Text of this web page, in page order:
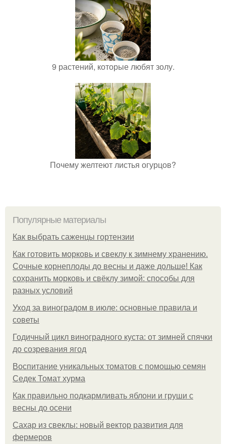
9 растений, которые любят золу.
Почему желтеют листья огурцов?
Популярные материалы
Как выбрать саженцы гортензии
Как готовить морковь и свеклу к зимнему хранению.
Сочные корнеплоды до весны и даже дольше! Как
сохранить морковь и свёклу зимой: способы для
разных условий
Уход за виноградом в июле: основные правила и
советы
Годичный цикл виноградного куста: от зимней спячки
до созревания ягод
Воспитание уникальных томатов с помощью семян
Седек Томат хурма
Как правильно подкармливать яблони и груши с
весны до осени
Сахар из свеклы: новый вектор развития для
фермеров